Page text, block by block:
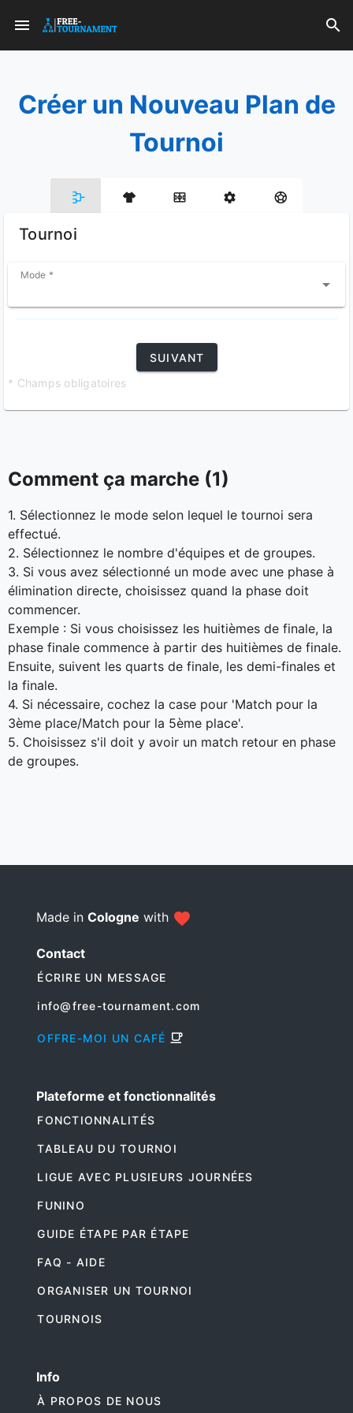
Créer un Nouveau Plan de
Tournoi
Tournoi
Mode *
SUIVANT
* Champs obligatoires
Comment ça marche (1)
1. Sélectionnez le mode selon lequel le tournoi sera
effectué.
2. Sélectionnez le nombre d'équipes et de groupes.
3. Si vous avez sélectionné un mode avec une phase à
élimination directe, choisissez quand la phase doit
commencer.
Exemple : Si vous choisissez les huitièmes de finale, la
phase finale commence à partir des huitièmes de finale.
Ensuite, suivent les quarts de finale, les demi-finales et
la finale.
4. Si nécessaire, cochez la case pour 'Match pour la
3ème place/Match pour la 5ème place'.
5. Choisissez s'il doit y avoir un match retour en phase
de groupes.
Made in Cologne with
Contact
ÉCRIRE UN MESSAGE
info@free-tournament.com
OFFRE-MOI UN CAFÉ
Plateforme et fonctionnalités
FONCTIONNALITÉS
TABLEAU DU TOURNOI
LIGUE AVEC PLUSIEURS JOURNÉES
FUNINO
GUIDE ÉTAPE PAR ÉTAPE
FAQ - AIDE
ORGANISER UN TOURNOI
TOURNOIS
Info
À PROPOS DE NOUS